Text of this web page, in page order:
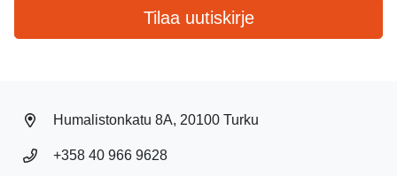
Tilaa uutiskirje
Humalistonkatu 8A, 20100 Turku
+358 40 966 9628